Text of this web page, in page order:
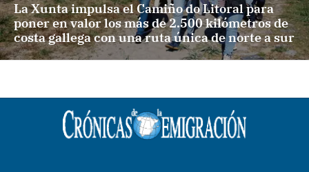
La Xunta impulsa el Camiño do Litoral para
poner en valor los más de 2.500 kilómetros de
costa gallega con una ruta única de norte a sur